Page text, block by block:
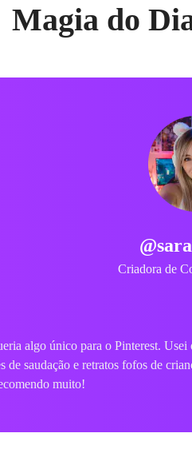
Magia do
Professor de
nenhuma habilidade de ilustração,
sala de aula se destacar. O
sucesso com os alunos!